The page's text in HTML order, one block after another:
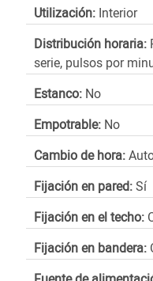
Utilización: Interior
Distribución horaria:
serie, pulsos por
Estanco: No
Empotrable: No
Cambio de hora:
Fijación en pared:Sí
Fijación en el techo:
Fijación en bandera: